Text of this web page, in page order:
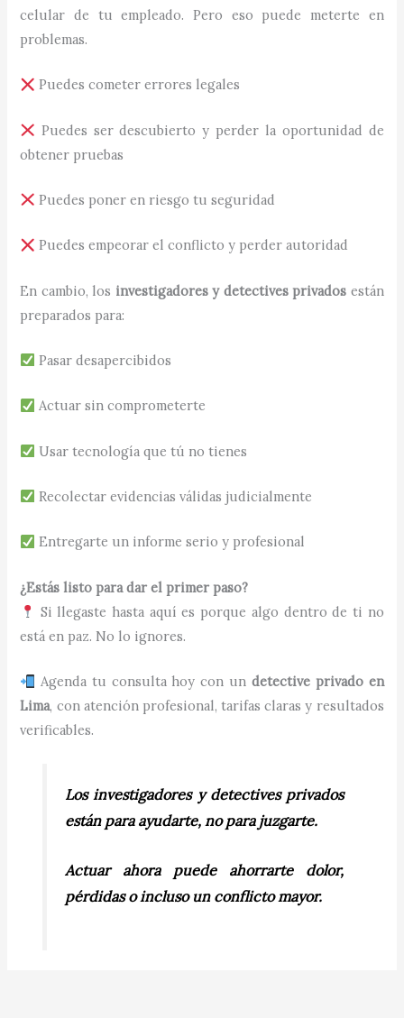
celular de tu empleado. Pero eso puede meterte en
problemas.
Puedes cometer errores legales
Puedes ser descubierto y perder la oportunidad de
obtener pruebas
Puedes poner en riesgo tu seguridad
Puedes empeorar el conflicto y perder autoridad
En cambio, los investigadores y detectives privados están
preparados para:
Pasar desapercibidos
Actuar sin comprometerte
Usar tecnología que tú no tienes
Recolectar evidencias válidas judicialmente
Entregarte un informe serio y profesional
¿Estás listo para dar el primer paso?
Si llegaste hasta aquí es porque algo dentro de ti no
está en paz. No lo ignores.
Agenda tu consulta hoy con un detective privado en
Lima, con atención profesional, tarifas claras y resultados
verificables.
Los investigadores y detectives privados
están para ayudarte, no para juzgarte.
Actuar ahora puede ahorrarte dolor,
pérdidas o incluso un conflicto mayor.